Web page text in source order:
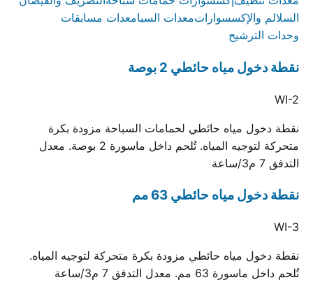
السلالم والإكسسواراتمعدات السبامعدات مسابقات
وحدات الترشيح
نقطة دخول مياه حائطي 2 بوصة
WI-2
نقطة دخول مياه حائطي لحمامات السباحة مزودة بكرة
متحركة لتوجيه المياه. تُلحم داخل ماسورة 2 بوصة. معدل
التدفق 7 م3/ساعة
نقطة دخول مياه حائطي 63 مم
WI-3
نقطة دخول مياه حائطي مزودة بكرة متحركة لتوجيه المياه.
تُلحم داخل ماسورة 63 مم. معدل التدفق 7 م3/ساعة